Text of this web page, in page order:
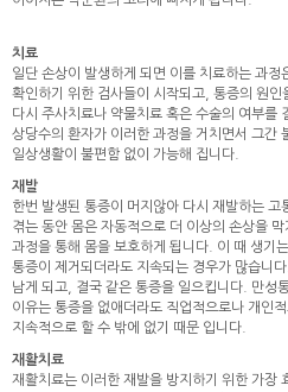
치료
일단 손상이 발생하게 되면 이를 치료하는 과
확인하기 위한 검사들이 시작되고, 통증의 원
다시 주사치료나 약물치료 혹은 수술의 여부를
상당수의 환자가 이러한 과정을 거치면서 그간
일상생활이 불편함 없이 가능해 집니다.
재발
한번 발생된 통증이 머지않아 다시 재발하는
겪는 동안 몸은 자동적으로 더 이상의 손상을
과정을 통해 몸을 보호하게 됩니다. 이 때 생기
통증이 제거되더라도 지속되는 경우가 많습니
남게 되고, 결국 같은 통증을 일으킵니다. 만성
이유는 통증을 없애더라도 직업적으로나 개인
지속적으로 할 수 밖에 없기 때문 입니다.
재활치료
재활치료는 이러한 재발을 방지하기 위한 가장